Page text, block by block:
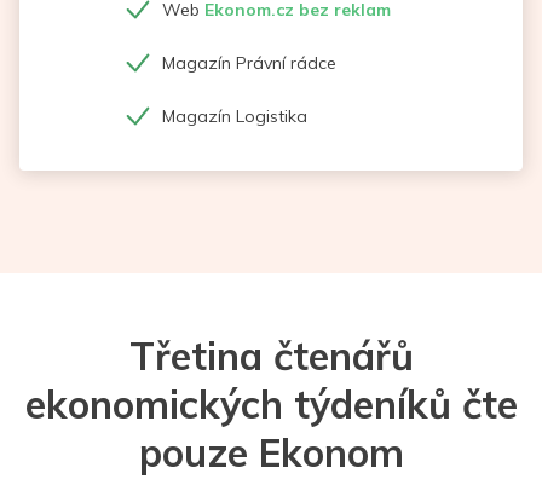
Web Ekonom.cz bez reklam
Magazín Právní rádce
Magazín Logistika
Třetina čtenářů
ekonomických týdeníků čte
pouze Ekonom